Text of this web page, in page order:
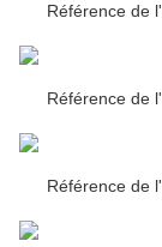
Référence de
Référence de
Référence de